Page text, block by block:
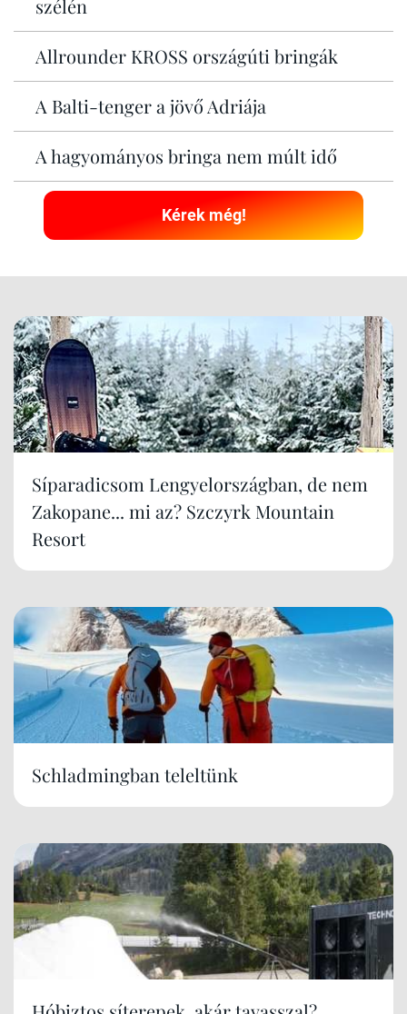
szélén
Allrounder KROSS országúti bringák
A Balti-tenger a jövő Adriája
A hagyományos bringa nem múlt idő
Kérek még!
Síparadicsom Lengyelországban, de nem
Zakopane... mi az? Szczyrk Mountain
Resort
Schladmingban teleltünk